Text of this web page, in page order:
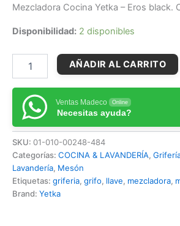
Mezcladora Cocina Yetka – Eros black.
Disponibilidad: 2 disponibles
AÑADIR AL CARRITO
Ventas Madeco Online
Necesitas ayuda?
SKU: 01-010-00248-484
Categorías: COCINA & LAVANDERÍA,
Lavandería, Mesón
Etiquetas: griferia, grifo, llave, mezcladora,
Brand: Yetka